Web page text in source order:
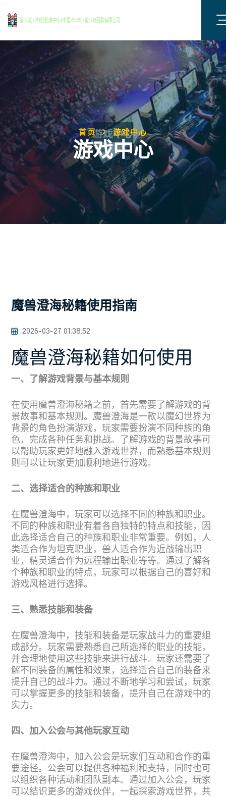
首页 游戏中心
游戏中心
魔兽澄海秘籍使用指南
2026-03-27 01:38:52
魔兽澄海秘籍如何使用
一、了解游戏背景与基本规则
在使用魔兽澄海秘籍之前，首先需要了解游戏的背
景故事和基本规则。魔兽澄海是一款以魔幻世界为
背景的角色扮演游戏，玩家需要扮演不同种族的角
色，完成各种任务和挑战。了解游戏的背景故事可
以帮助玩家更好地融入游戏世界，而熟悉基本规则
则可以让玩家更加顺利地进行游戏。
二、选择适合的种族和职业
在魔兽澄海中，玩家可以选择不同的种族和职业。
不同的种族和职业有着各自独特的特点和技能，因
此选择适合自己的种族和职业非常重要。例如，人
类适合作为坦克职业，兽人适合作为近战输出职
业，精灵适合作为远程输出职业等等。通过了解各
个种族和职业的特点，玩家可以根据自己的喜好和
游戏风格进行选择。
三、熟悉技能和装备
在魔兽澄海中，技能和装备是玩家战斗力的重要组
成部分。玩家需要熟悉自己所选择的职业的技能，
并合理地使用这些技能来进行战斗。玩家还需要了
解不同装备的属性和效果，选择适合自己的装备来
提升自己的战斗力。通过不断地学习和尝试，玩家
可以掌握更多的技能和装备，提升自己在游戏中的
实力。
四、加入公会与其他玩家互动
在魔兽澄海中，加入公会是玩家们互动和合作的重
要途径。公会可以提供各种福利和支持，同时也可
以组织各种活动和团队副本。通过加入公会，玩家
可以结识更多的游戏伙伴，一起探索游戏世界，共